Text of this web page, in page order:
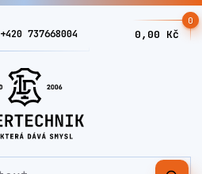
+420 737668004
0
0,00 Kč